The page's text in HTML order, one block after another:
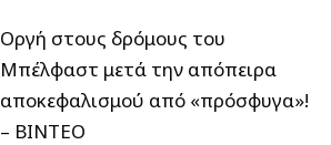
Οργή στους δρόμους του
Μπέλφαστ μετά την απόπειρα
αποκεφαλισμού από «πρόσφυγα»!
– ΒΙΝΤΕΟ